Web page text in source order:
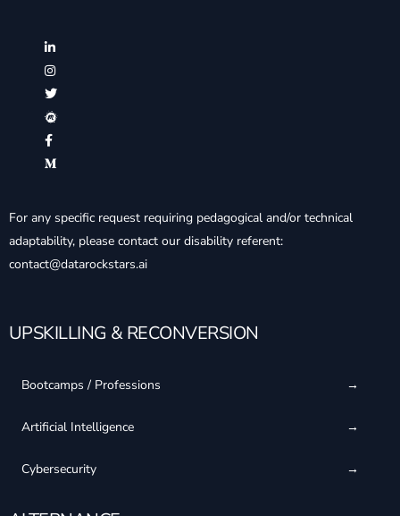
For any specific request requiring pedagogical and/or technical
adaptability, please contact our disability referent:
contact@datarockstars.ai
UPSKILLING & RECONVERSION
Bootcamps / Professions
Artificial Intelligence
Cybersecurity